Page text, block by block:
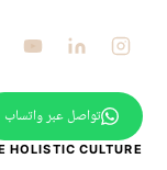
تواصل عبر واتساب
THE HOLISTIC CULTURE